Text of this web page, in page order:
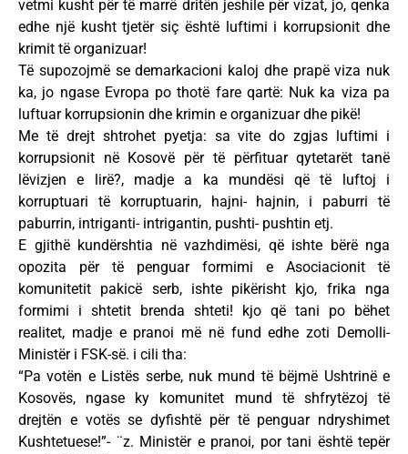
vetmi kusht për të marrë dritën jeshile për vizat, jo, qenka
edhe një kusht tjetër siç është luftimi i korrupsionit dhe
krimit të organizuar!
Të supozojmë se demarkacioni kaloj dhe prapë viza nuk
ka, jo ngase Evropa po thotë fare qartë: Nuk ka viza pa
luftuar korrupsionin dhe krimin e organizuar dhe pikë!
Me të drejt shtrohet pyetja: sa vite do zgjas luftimi i
korrupsionit në Kosovë për të përfituar qytetarët tanë
lëvizjen e lirë?, madje a ka mundësi që të luftoj i
korruptuari të korruptuarin, hajni- hajnin, i paburri të
paburrin, intriganti- intrigantin, pushti- pushtin etj.
E gjithë kundërshtia në vazhdimësi, që ishte bërë nga
opozita për të penguar formimi e Asociacionit të
komunitetit pakicë serb, ishte pikërisht kjo, frika nga
formimi i shtetit brenda shteti! kjo që tani po bëhet
realitet, madje e pranoi më në fund edhe zoti Demolli-
Ministër i FSK-së. i cili tha:
“Pa votën e Listës serbe, nuk mund të bëjmë Ushtrinë e
Kosovës, ngase ky komunitet mund të shfrytëzoj të
drejtën e votës se dyfishtë për të penguar ndryshimet
Kushtetuese!”- ¨z. Ministër e pranoi, por tani është tepër